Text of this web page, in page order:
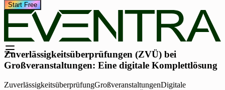
Start Free
Zuverlässigkeitsüberprüfungen (ZVÜ) bei
Großveranstaltungen: Eine digitale Komplettlösung
ZuverlässigkeitsüberprüfungGroßveranstaltungenDigitale